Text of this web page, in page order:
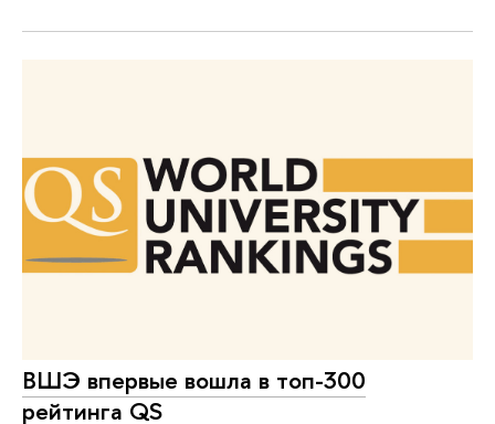
ВШЭ впервые вошла в топ-300
рейтинга QS